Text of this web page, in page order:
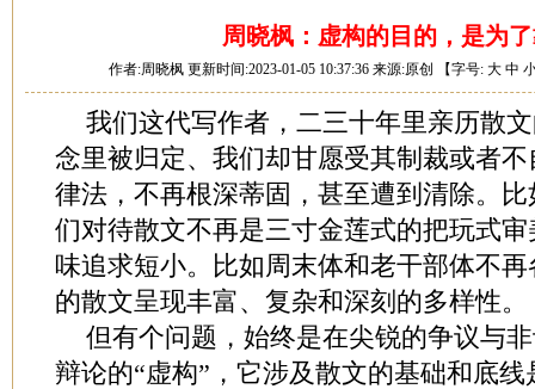
周晓枫：虚构的目的，是为
作者:周晓枫 更新时间:2023-01-05 10:37:36 来源:原创 【字号: 大 中
我们这代写作者，二三十年里亲历散
念里被归定、我们却甘愿受其制裁或者
律法，不再根深蒂固，甚至遭到清除。
们对待散文不再是三寸金莲式的把玩式
味追求短小。比如周末体和老干部体不
的散文呈现丰富、复杂和深刻的多样性。
但有个问题，始终是在尖锐的争议与
辩论的“虚构”，它涉及散文的基础和底